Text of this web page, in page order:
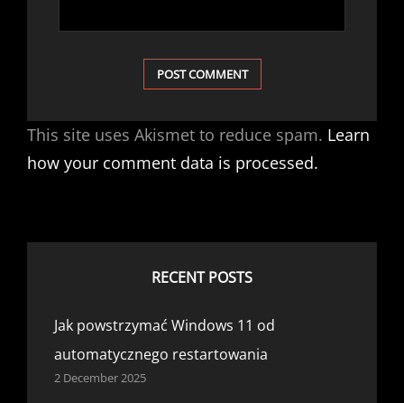
This site uses Akismet to reduce spam. Learn
how your comment data is processed.
RECENT POSTS
Jak powstrzymać Windows 11 od
automatycznego restartowania
2 December 2025